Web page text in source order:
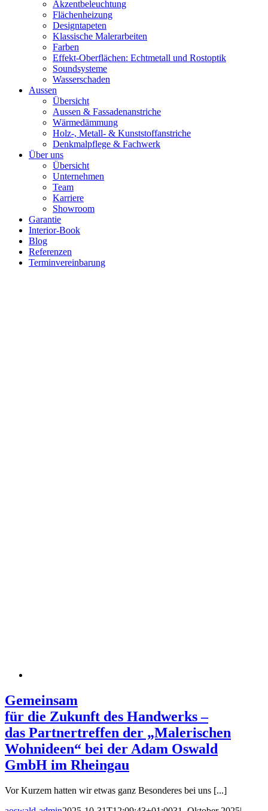
Akzentbeleuchtung
Flächenheizung
Designtapeten
Klassische Malerarbeiten
Farben
Effekt-Oberflächen: Echtmetall und Rostoptik
Soundsysteme
Wasserschaden
Aussen
Übersicht
Aussen & Fassadenanstriche
Wärmedämmung
Holz-, Metall- & Kunststoffanstriche
Denkmalpflege & Fachwerk
Über uns
Übersicht
Unternehmen
Team
Karriere
Showroom
Garantie
Interior-Book
Blog
Referenzen
Terminvereinbarung
Gemeinsam
für die Zukunft des Handwerks –
das Partnertreffen der „Malerischen
Wohnideen“ bei der Adam Oswald
GmbH im Rheingau
Vor Kurzem hatten wir etwas ganz Besonderes bei uns [...]